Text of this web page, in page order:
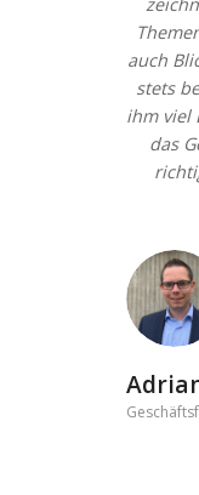
auch
stets
ihm viel
das